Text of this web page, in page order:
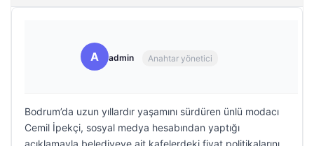
A admin Anahtar yönetici
Bodrum’da uzun yıllardır yaşamını sürdüren ünlü modacı
Cemil İpekçi, sosyal medya hesabından yaptığı
açıklamayla belediyeye ait kafelerdeki fiyat politikalarını